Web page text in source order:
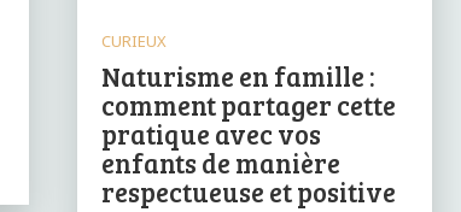
CURIEUX
Naturisme en famille :
comment partager cette
pratique avec vos
enfants de manière
respectueuse et positive